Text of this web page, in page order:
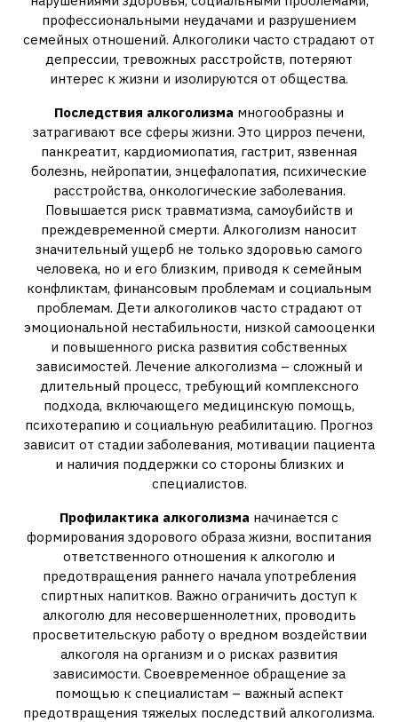
профессиональными неудачами и разрушением
семейных отношений. Алкоголики часто страдают от
депрессии‚ тревожных расстройств‚ потеряют
интерес к жизни и изолируются от общества.
Последствия алкоголизма многообразны и
затрагивают все сферы жизни. Это цирроз печени‚
панкреатит‚ кардиомиопатия‚ гастрит‚ язвенная
болезнь‚ нейропатии‚ энцефалопатия‚ психические
расстройства‚ онкологические заболевания.
Повышается риск травматизма‚ самоубийств и
преждевременной смерти. Алкоголизм наносит
значительный ущерб не только здоровью самого
человека‚ но и его близким‚ приводя к семейным
конфликтам‚ финансовым проблемам и социальным
проблемам. Дети алкоголиков часто страдают от
эмоциональной нестабильности‚ низкой самооценки
и повышенного риска развития собственных
зависимостей. Лечение алкоголизма – сложный и
длительный процесс‚ требующий комплексного
подхода‚ включающего медицинскую помощь‚
психотерапию и социальную реабилитацию. Прогноз
зависит от стадии заболевания‚ мотивации пациента
и наличия поддержки со стороны близких и
специалистов.
Профилактика алкоголизма начинается с
формирования здорового образа жизни‚ воспитания
ответственного отношения к алкоголю и
предотвращения раннего начала употребления
спиртных напитков. Важно ограничить доступ к
алкоголю для несовершеннолетних‚ проводить
просветительскую работу о вредном воздействии
алкоголя на организм и о рисках развития
зависимости. Своевременное обращение за
помощью к специалистам – важный аспект
предотвращения тяжелых последствий алкоголизма.